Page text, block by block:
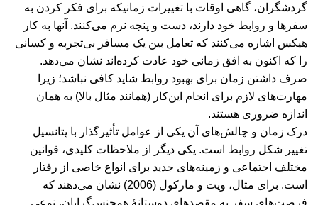
گردشگران، گاهی اوقات با تغییرات زمانیکه برای فکر کردن به
سفرها و روابط خود دارند، دست و پنجه نرم می‌کنند. آنها به کار
هیکس اشاره می‌کنند که تعامل بین یک مسافر بی‌تجربه و کسانی
را که اکنون به افق زمانی خود عادت کرده‌اند نشان می‌دهد.
صرف داشتن زمان برای بهبود روابط شاید کافی نباشد؛ زیرا
مهارت‌های لازم برای انجام این‌کار (همانند مثال بالا) به همان
اندازه ضروری هستند.
درک زمان و چالش‌های آن یکی از عوامل تأثیرگذار با پتانسیل
تغییر شکل روابط است. یکی دیگر از ملاحظات کلیدی، قوانین
مختلف اجتماعی و زمینه‌های جدید برای انواع خاصی از رفتار
است. برای مثال، ویت و مارکول (2006) نشان می‌دهند که
فرصت‌های سفر به مقصدهای دوستانۀ همجنس‌گرایان، نوعی